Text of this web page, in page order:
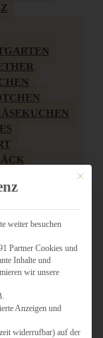
BAKERY
Mit
weiter besuchen
Partner Cookies und
Inhalte und
wir unsere
Anzeigen und
widerrufbar) auf der